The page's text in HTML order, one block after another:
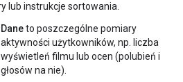
lub instrukcje sortowania.
Daneto poszczególne pomiary
aktywności użytkowników, np. liczba
wyświetleń filmu lub ocen (polubień i
głosów na nie).